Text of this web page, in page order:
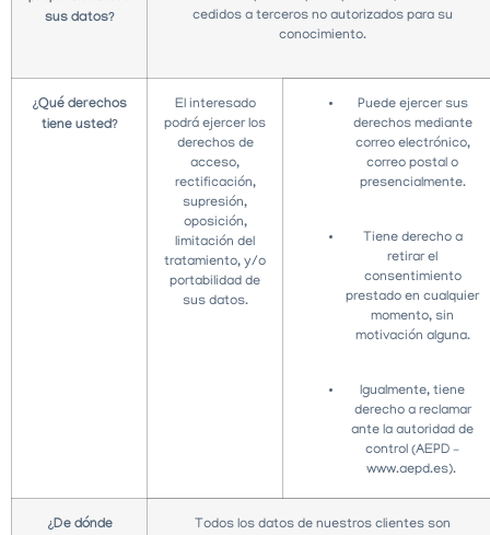
sus datos?
cedidos a terceros no autorizados para su
conocimiento.
¿Qué derechos
tiene usted?
El interesado
podrá ejercer los
derechos de
acceso,
rectificación,
supresión,
oposición,
limitación del
tratamiento, y/o
portabilidad de
sus datos.
Puede ejercer sus
derechos mediante
correo electrónico,
correo postal o
presencialmente.
Tiene derecho a
retirar el
consentimiento
prestado en cualquier
momento, sin
motivación alguna.
Igualmente, tiene
derecho a reclamar
ante la autoridad de
control (AEPD –
www.aepd.es).
¿De dónde
Todos los datos de nuestros clientes son